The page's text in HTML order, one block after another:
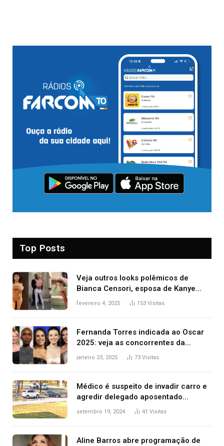
Top Posts
Veja outros looks polêmicos de
Bianca Censori, esposa de Kanye
West que apareceu nua no Grammy
fevereiro 4, 2025 153 Visitas
Fernanda Torres indicada ao Oscar
2025: veja as concorrentes da
brasileira a melhor atriz
janeiro 23, 2025 73 Visitas
Médico é suspeito de invadir carro e
agredir delegado aposentado
durante confusão no trânsito
setembro 19, 2024 41 Visitas
Aline Barros abre programação de